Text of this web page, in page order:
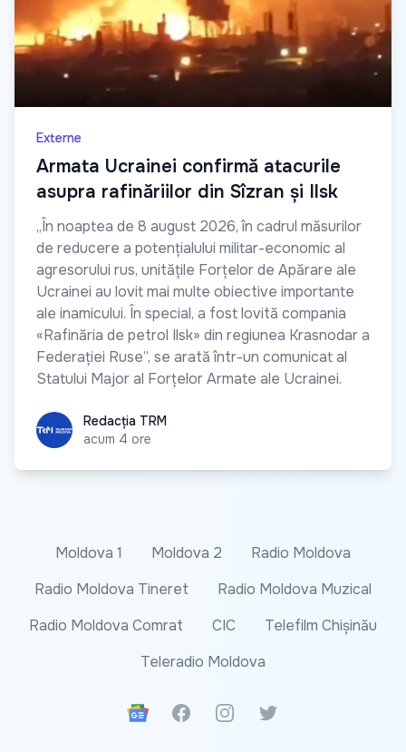
Externe
Armata Ucrainei confirmă atacurile
asupra rafinăriilor din Sîzran și Ilsk
„În noaptea de 8 august 2026, în cadrul măsurilor
de reducere a potențialului militar-economic al
agresorului rus, unitățile Forțelor de Apărare ale
Ucrainei au lovit mai multe obiective importante
ale inamicului. În special, a fost lovită compania
«Rafinăria de petrol Ilsk» din regiunea Krasnodar a
Federației Ruse”, se arată într-un comunicat al
Statului Major al Forțelor Armate ale Ucrainei.
Redacția TRM
Redacția TRM
acum 4 ore
Moldova 1 Moldova 2
Radio Moldova
Radio Moldova Tineret
Radio Moldova Muzical
Radio Moldova Comrat
CIC
Telefilm Chișinău
Teleradio Moldova
Google News
FacebookInstagramTwitter